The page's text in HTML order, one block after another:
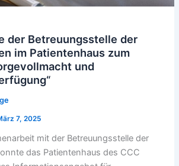
der Betreuungsstelle der
im Patientenhaus zum
und
7, 2025
mit der Betreuungsstelle der
das Patientenhaus des CCC